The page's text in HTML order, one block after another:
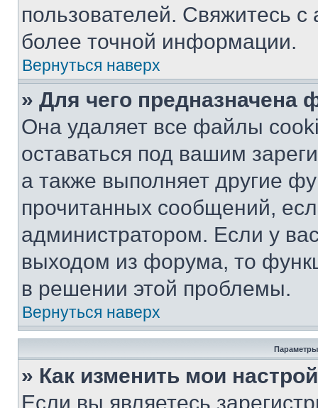
пользователей. Свяжитесь
более точной информации.
Вернуться наверх
» Для чего предназначена
Она удаляет все файлы
оставаться под вашим
а также выполняет другие
прочитанных сообщений,
администратором. Если у
выходом из форума, то
в решении этой проблемы.
Вернуться наверх
Параметры
» Как изменить мои
Если вы являетесь